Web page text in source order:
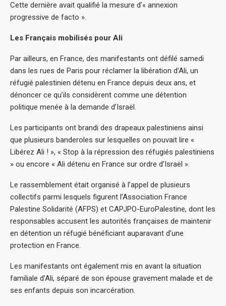
Cette dernière avait qualifié la mesure d’« annexion
progressive de facto ».
Les Français mobilisés pour Ali
Par ailleurs, en France, des manifestants ont défilé samedi
dans les rues de Paris pour réclamer la libération d’Ali, un
réfugié palestinien détenu en France depuis deux ans, et
dénoncer ce qu’ils considèrent comme une détention
politique menée à la demande d’Israël.
Les participants ont brandi des drapeaux palestiniens ainsi
que plusieurs banderoles sur lesquelles on pouvait lire «
Libérez Ali ! », « Stop à la répression des réfugiés palestiniens
» ou encore « Ali détenu en France sur ordre d’Israël ».
Le rassemblement était organisé à l’appel de plusieurs
collectifs parmi lesquels figurent l’Association France
Palestine Solidarité (AFPS) et CAPJPO-EuroPalestine, dont les
responsables accusent les autorités françaises de maintenir
en détention un réfugié bénéficiant auparavant d’une
protection en France.
Les manifestants ont également mis en avant la situation
familiale d’Ali, séparé de son épouse gravement malade et de
ses enfants depuis son incarcération.